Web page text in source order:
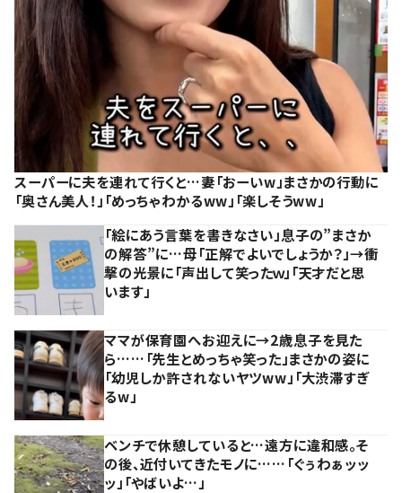
スーパーに夫を連れて行くと…妻「おーいw」まさかの行動に
「奥さん美人！」「めっちゃわかるww」「楽しそうww」
「絵にあう言葉を書きなさい」息子の”まさか
の解答”に…母「正解でよいでしょうか？」→衝
撃の光景に「声出して笑ったｗ」「天才だと思
います」
ママが保育園へお迎えに→2歳息子を見た
ら……「先生とめっちゃ笑った」まさかの姿に
「幼児しか許されないヤツww」「大渋滞すぎ
るw」
ベンチで休憩していると…遠方に違和感。そ
の後、近付いてきたモノに……「ぐぅわぁッッ
ッ」「やばいよ…」